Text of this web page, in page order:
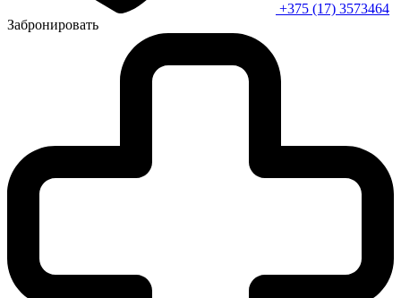
+375 (17) 3573464
Забронировать